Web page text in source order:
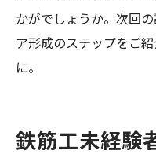
かがでしょうか。次回
ア形成のステップをご
に。
鉄筋工未経験